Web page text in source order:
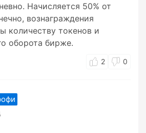
Начисляется 50% от
вознаграждения
количеству токенов и
оборота бирже.
2 0